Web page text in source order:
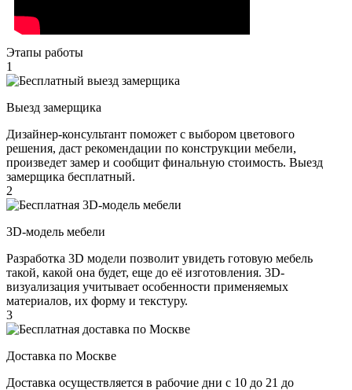
Этапы работы
1
Выезд замерщика
Дизайнер-консультант поможет с выбором цветового
решения, даст рекомендации по конструкции мебели,
произведет замер и сообщит финальную стоимость. Выезд
замерщика бесплатный.
2
3D-модель мебели
Разработка 3D модели позволит увидеть готовую мебель
такой, какой она будет, еще до её изготовления. 3D-
визуализация учитывает особенности применяемых
материалов, их форму и текстуру.
3
Доставка по Москве
Доставка осуществляется в рабочие дни с 10 до 21 до